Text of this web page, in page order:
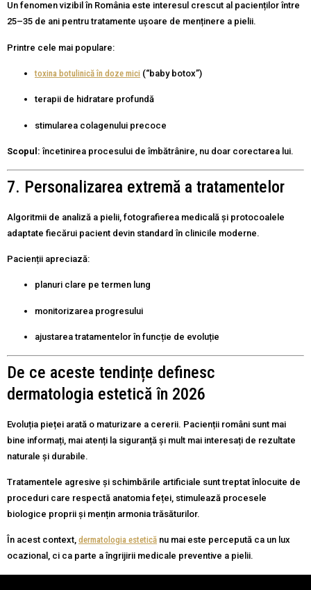
Un fenomen vizibil în România este interesul crescut al pacienților între
25–35 de ani pentru tratamente ușoare de menținere a pielii.
Printre cele mai populare:
toxina botulinică în doze mici (“baby botox”)
terapii de hidratare profundă
stimularea colagenului precoce
Scopul: încetinirea procesului de îmbătrânire, nu doar corectarea lui.
7. Personalizarea extremă a tratamentelor
Algoritmii de analiză a pielii, fotografierea medicală și protocoalele
adaptate fiecărui pacient devin standard în clinicile moderne.
Pacienții apreciază:
planuri clare pe termen lung
monitorizarea progresului
ajustarea tratamentelor în funcție de evoluție
De ce aceste tendințe definesc
dermatologia estetică în 2026
Evoluția pieței arată o maturizare a cererii. Pacienții români sunt mai
bine informați, mai atenți la siguranță și mult mai interesați de rezultate
naturale și durabile.
Tratamentele agresive și schimbările artificiale sunt treptat înlocuite de
proceduri care respectă anatomia feței, stimulează procesele
biologice proprii și mențin armonia trăsăturilor.
În acest context, dermatologia estetică nu mai este percepută ca un lux
ocazional, ci ca parte a îngrijirii medicale preventive a pielii.